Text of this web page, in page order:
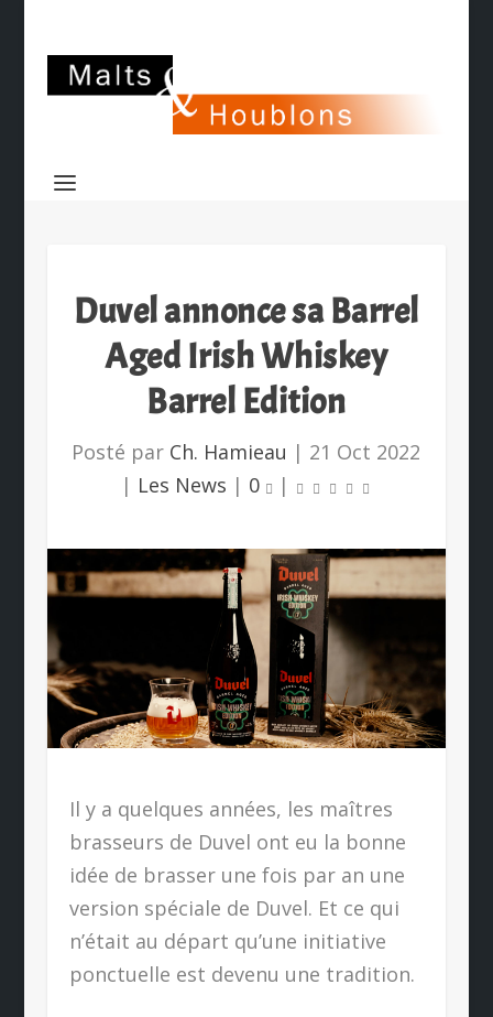
Duvel annonce sa Barrel
Aged Irish Whiskey
Barrel Edition
Posté par Ch. Hamieau | 21 Oct 2022
| Les News | 0 |
Il y a quelques années, les maîtres
brasseurs de Duvel ont eu la bonne
idée de brasser une fois par an une
version spéciale de Duvel. Et ce qui
n’était au départ qu’une initiative
ponctuelle est devenu une tradition.